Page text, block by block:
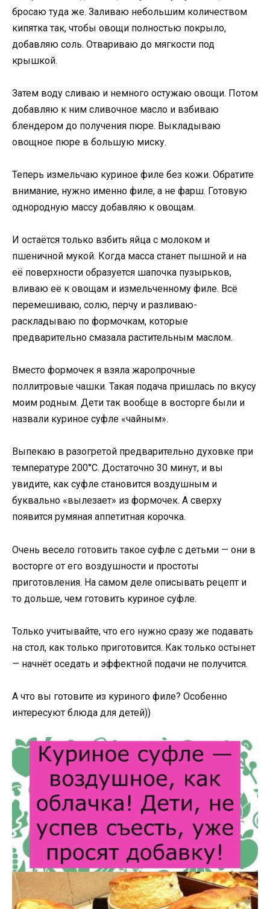
бросаю туда же. Заливаю небольшим количеством
кипятка так, чтобы овощи полностью покрыло,
добавляю соль. Отвариваю до мягкости под
крышкой.
Затем воду сливаю и немного остужаю овощи. Потом
добавляю к ним сливочное масло и взбиваю
блендером до получения пюре. Выкладываю
овощное пюре в большую миску.
Теперь измельчаю куриное филе без кожи. Обратите
внимание, нужно именно филе, а не фарш. Готовую
однородную массу добавляю к овощам.
И остаётся только взбить яйца с молоком и
пшеничной мукой. Когда масса станет пышной и на
её поверхности образуется шапочка пузырьков,
вливаю её к овощам и измельченному филе. Всё
перемешиваю, солю, перчу и разливаю-
раскладываю по формочкам, которые
предварительно смазала растительным маслом.
Вместо формочек я взяла жаропрочные
поллитровые чашки. Такая подача пришлась по вкусу
моим родным. Дети так вообще в восторге были и
назвали куриное суфле «чайным».
Выпекаю в разогретой предварительно духовке при
температуре 200°С. Достаточно 30 минут, и вы
увидите, как суфле становится воздушным и
буквально «вылезает» из формочек. А сверху
появится румяная аппетитная корочка.
Очень весело готовить такое суфле с детьми — они в
восторге от его воздушности и простоты
приготовления. На самом деле описывать рецепт и
то дольше, чем готовить куриное суфле.
Только учитывайте, что его нужно сразу же подавать
на стол, как только приготовится. Как только остынет
— начнёт оседать и эффектной подачи не получится.
А что вы готовите из куриного филе? Особенно
интересуют блюда для детей))